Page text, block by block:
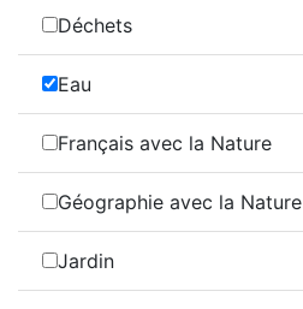
Déchets
Eau
Français avec la Nature
Géographie avec la Nature
Jardin